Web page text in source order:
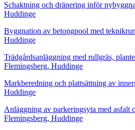
Schaktning och dränering inför
Huddinge
Byggnation av betongpool med
Huddinge
Trädgårdsanläggning med rullgräs,
Flemingsberg, Huddinge
Markberedning och plattsättning av
Huddinge
Anläggning av parkeringsyta med asfalt
Flemingsberg, Huddinge